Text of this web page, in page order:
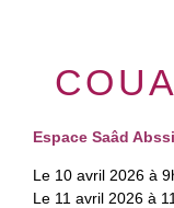
Espace Saâd
Le 10 avril 2026 à
Le 11 avril 2026 à